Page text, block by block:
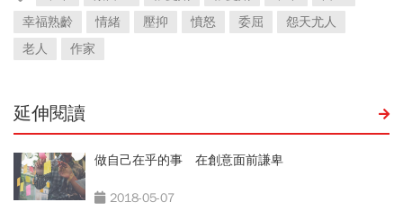
幸福熟齡
情緒 壓抑 憤怒 委屈
怨天尤人
老人
作家
延伸閱讀
做自己在乎的事 在創意面前謙卑
2018-05-07